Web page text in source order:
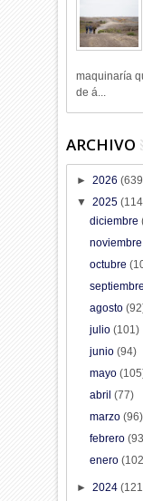
maquinaría
de á...
ARCHIVO
►2026
▼2025
diciembre
noviembre
octubre
septiembre
agosto
julio (101)
junio (94)
mayo
abril (77)
marzo (96)
febrero
enero
►2024